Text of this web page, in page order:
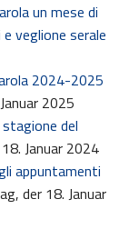
un mese di
veglione serale
2024-2025
2025
del
Januar 2024
appuntamenti
der 18. Januar